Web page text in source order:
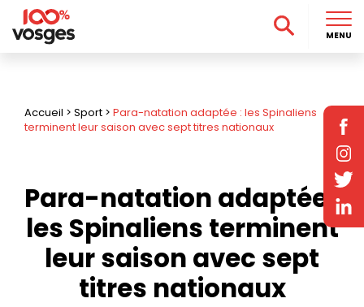
Accueil > Sport > Para-natation adaptée : les Spinaliens
terminent leur saison avec sept titres nationaux
Para-natation adaptée :
les Spinaliens terminent
leur saison avec sept
titres nationaux
MENU